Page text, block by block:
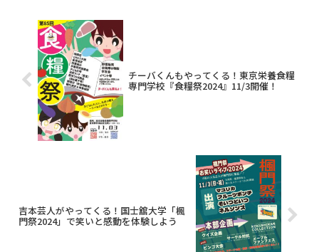
の居心地も良く、お料理もとても
美味しかったの...
チーバくんもやってくる！東京栄養食糧
専門学校『食糧祭2024』11/3開催！
吉本芸人がやってくる！国士舘大学「楓
門祭2024」で笑いと感動を体験しよう